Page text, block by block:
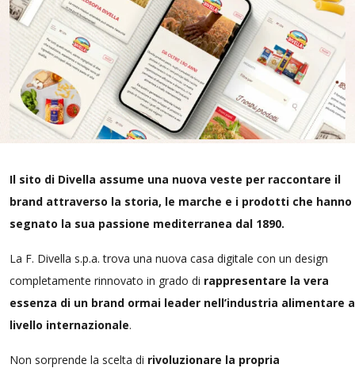
Il sito di Divella assume una nuova veste per raccontare il
brand attraverso la storia, le marche e i prodotti che hanno
segnato la sua passione mediterranea dal 1890.
La F. Divella s.p.a. trova una nuova casa digitale con un design
completamente rinnovato in grado di rappresentare la vera
essenza di un brand ormai leader nell’industria alimentare a
livello internazionale.
Non sorprende la scelta di rivoluzionare la propria